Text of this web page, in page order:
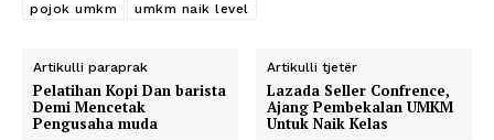
pojok umkm
umkm naik level
Artikulli paraprak
Pelatihan Kopi Dan barista
Demi Mencetak
Pengusaha muda
Artikulli tjetër
Lazada Seller Confrence,
Ajang Pembekalan UMKM
Untuk Naik Kelas